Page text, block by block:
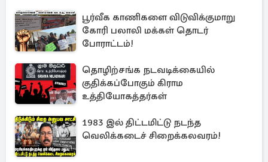
பூர்வீக காணிகளை விடுவிக்குமாறு
கோரி பலாலி மக்கள் தொடர்
போராட்டம்!
தொழிற்சங்க நடவடிக்கையில்
குதிக்கப்போகும் கிராம
உத்தியோகத்தர்கள்
1983 இல் திட்டமிட்டு நடந்த
வெலிக்கடைச் சிறைக்கலவரம்!